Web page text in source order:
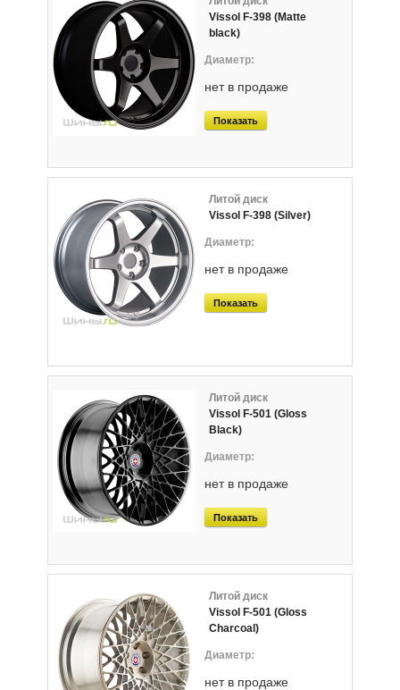
Vissol F-398 (Matte
black)
нет в продаже
Показать
Литой диск
Vissol F-398 (Silver)
нет в продаже
Показать
Литой диск
Vissol F-501 (Gloss
Black)
нет в продаже
Показать
Литой диск
Vissol F-501 (Gloss
Charcoal)
нет в продаже